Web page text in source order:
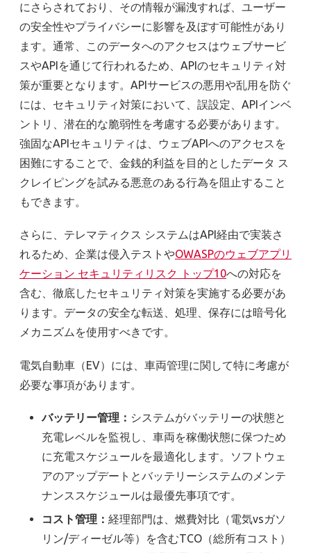
にさらされており、その情報が漏洩すれば、ユーザー
の安全性やプライバシーに影響を及ぼす可能性があり
ます。通常、このデータへのアクセスはウェブサービ
スやAPIを通じて行われるため、APIのセキュリティ対
策が重要となります。APIサービスの悪用や乱用を防ぐ
には、セキュリティ対策において、誤設定、APIインベ
ントリ、潜在的な脆弱性を考慮する必要があります。
強固なAPIセキュリティは、ウェブAPIへのアクセスを
困難にすることで、金銭的利益を目的としたデータ ス
クレイピングを試みる悪意のある行為を阻止すること
もできます。
さらに、テレマティクス システムはAPI経由で実装さ
れるため、企業は侵入テストやOWASPのウェブアプリ
ケーション セキュリティリスク トップ10への対応を
含む、徹底したセキュリティ対策を実施する必要があ
ります。データの安全な転送、処理、保存には暗号化
メカニズムを使用すべきです。
電気自動車（EV）には、車両管理に関して特に考慮が
必要な事項があります。
バッテリー管理： システムがバッテリーの状態と
充電レベルを監視し、車両を稼働状態に保つため
に充電スケジュールを最適化します。ソフトウェ
アのアップデートとバッテリーシステムのメンテ
ナンススケジュールは最優先事項です。
コスト管理： 経理部門は、燃費対比（電気vsガソ
リン/ディーゼル等）を含むTCO（総所有コスト）